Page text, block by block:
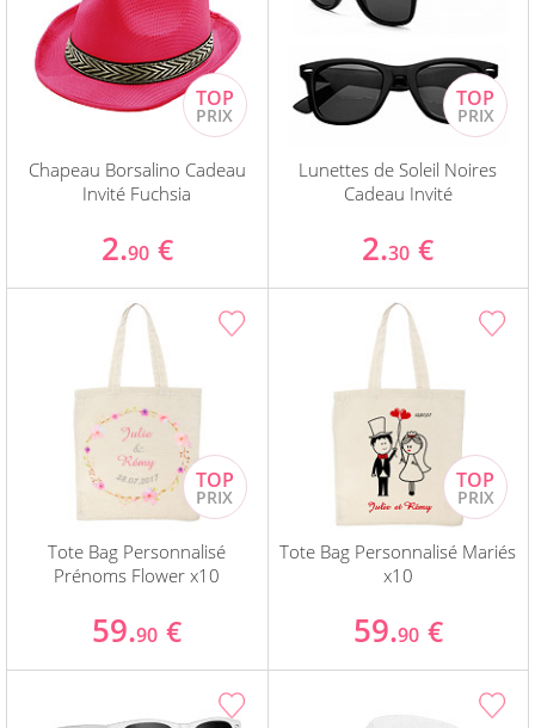
Chapeau Borsalino Cadeau
Invité Fuchsia
2.90 €
Lunettes de Soleil Noires
Cadeau Invité
2.30 €
Tote Bag Personnalisé
Prénoms Flower x10
59.90 €
Tote Bag Personnalisé Mariés
x10
59.90 €